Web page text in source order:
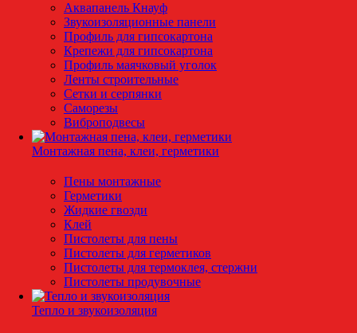
Аквапанель Кнауф
Звукоизоляционные панели
Профиль для гипсокартона
Крепежи для гипсокартона
Профиль маячковый уголок
Ленты строительные
Сетки и серпянки
Саморезы
Виброподвесы
Монтажная пена, клеи, герметики
Пены монтажные
Герметики
Жидкие гвозди
Клей
Пистолеты для пены
Пистолеты для герметиков
Пистолеты для термоклея, стержни
Пистолеты продувочные
Тепло и звукоизоляция